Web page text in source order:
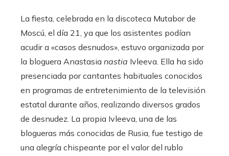
La fiesta, celebrada en la discoteca Mutabor de
Moscú, el día 21, ya que los asistentes podían
acudir a «casos desnudos», estuvo organizada por
la bloguera Anastasia nastia Ivleeva. Ella ha sido
presenciada por cantantes habituales conocidos
en programas de entretenimiento de la televisión
estatal durante años, realizando diversos grados
de desnudez. La propia Ivleeva, una de las
blogueras más conocidas de Rusia, fue testigo de
una alegría chispeante por el valor del rublo